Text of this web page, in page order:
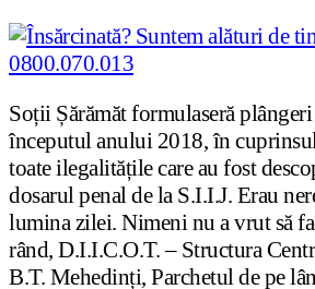
Soții Șărămăt formulaseră
începutul anului 2018, în cuprinsul
toate ilegalitățile care au fost
dosarul penal de la S.I.I.J. Erau
lumina zilei. Nimeni nu a vrut să
rând, D.I.I.C.O.T. – Structura
B.T. Mehedinți, Parchetul de pe